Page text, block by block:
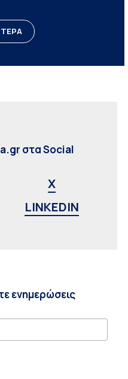
στα Social
X
LINKEDIN
ενημερώσεις